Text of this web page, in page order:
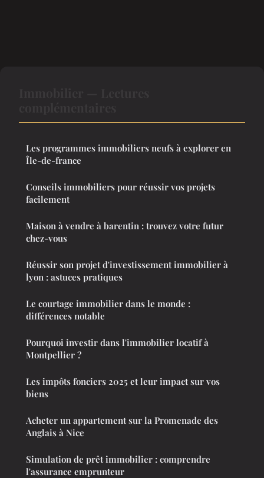
Les programmes immobiliers neufs à explorer en
Île-de-france
Conseils immobiliers pour réussir vos projets
facilement
Maison à vendre à barentin : trouvez votre futur
chez-vous
Réussir son projet d'investissement immobilier à
lyon : astuces pratiques
Le courtage immobilier dans le monde :
différences notable
Pourquoi investir dans l'immobilier locatif à
Montpellier ?
Les impôts fonciers 2025 et leur impact sur vos
biens
Acheter un appartement sur la Promenade des
Anglais à Nice
Simulation de prêt immobilier : comprendre
l'assurance emprunteur